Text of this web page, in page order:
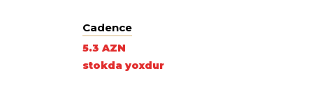
Cadence
5.3 AZN
stokda yoxdur